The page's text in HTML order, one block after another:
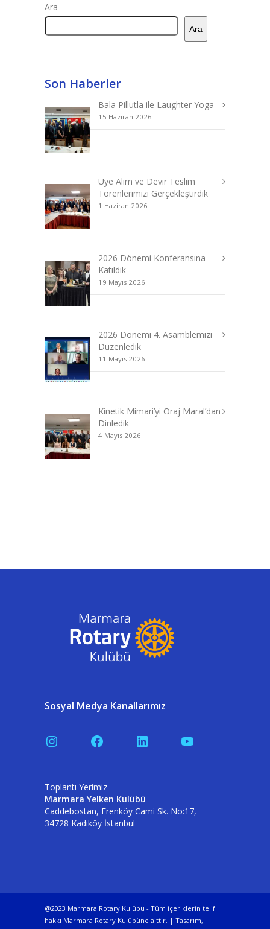
Ara
Ara
Son Haberler
Bala Pillutla ile Laughter Yoga
15 Haziran 2026
Üye Alım ve Devir Teslim
Törenlerimizi Gerçekleştirdik
1 Haziran 2026
2026 Dönemi Konferansına
Katıldık
19 Mayıs 2026
2026 Dönemi 4. Asamblemizi
Düzenledik
11 Mayıs 2026
Kinetik Mimari’yi Oraj Maral’dan
Dinledik
4 Mayıs 2026
Sosyal Medya Kanallarımız
InstagramFacebookLinkedInYouTube
Toplantı Yerimiz
Marmara Yelken Kulübü
Caddebostan, Erenköy Cami Sk. No:17,
34728 Kadıköy İstanbul
@2023 Marmara Rotary Kulübü - Tüm içeriklerin telif
hakkı Marmara Rotary Kulübüne aittir. | Tasarım,